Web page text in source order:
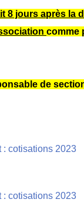
8 jours après la
comme
de